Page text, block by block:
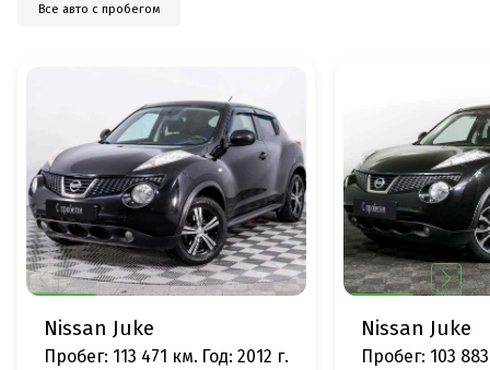
Все авто с пробегом
Nissan Juke
Пробег: 113 471 км. Год: 2012 г.
Nissan Juke
Пробег: 103 883